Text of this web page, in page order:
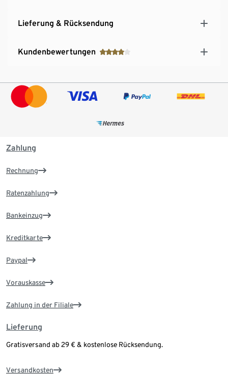
Lieferung & Rücksendung
Kundenbewertungen
Zahlung
Rechnung
Ratenzahlung
Bankeinzug
Kreditkarte
Paypal
Vorauskasse
Zahlung in der Filiale
Lieferung
Gratisversand ab 29 € & kostenlose Rücksendung.
Versandkosten